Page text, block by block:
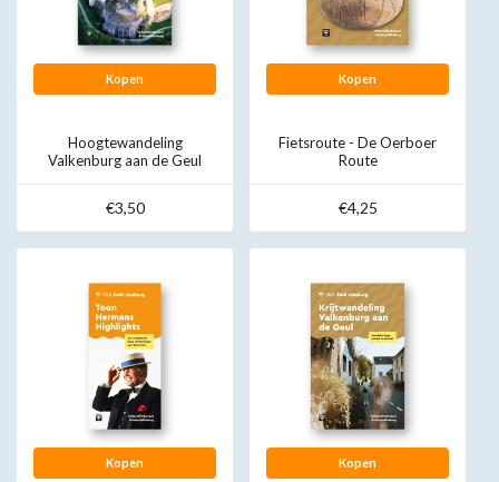
Kopen
Hoogtewandeling
Valkenburg aan de Geul
€3,50
Kopen
Fietsroute - De Oerboer
Route
€4,25
Kopen Kopen